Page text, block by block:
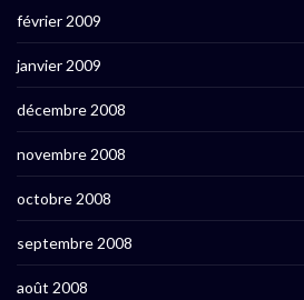
février 2009
janvier 2009
décembre 2008
novembre 2008
octobre 2008
septembre 2008
août 2008